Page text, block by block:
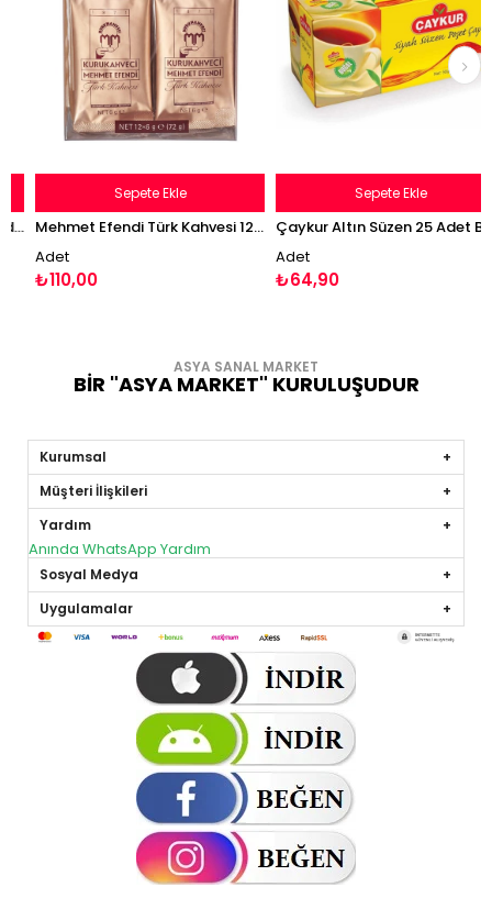
Mehmet Efendi Türk Kahvesi 12'li Tek Fincalık Kahve 72g
Adet
₺110,00
Sepete Ekle
Çaykur Altın Süzen 25 Adet Bardak Poşet Çay
Adet
₺64,90
Sepete Ekle
ASYA SANAL MARKET
BİR "ASYA MARKET" KURULUŞUDUR
Kurumsal
Müşteri İlişkileri
Yardım
Anında WhatsApp Yardım
Sosyal Medya
Uygulamalar